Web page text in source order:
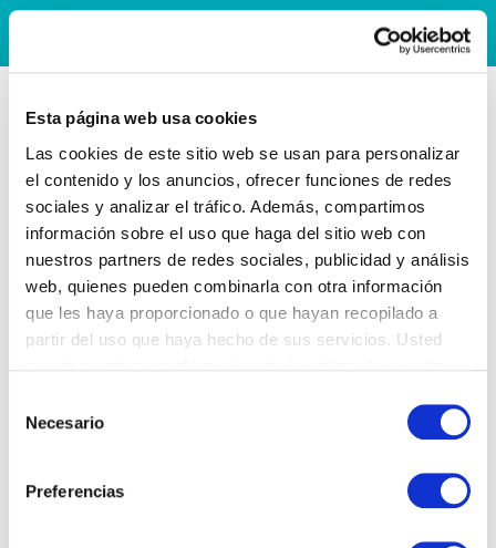
Esta página web usa cookies
Las cookies de este sitio web se usan para personalizar
el contenido y los anuncios, ofrecer funciones de redes
sociales y analizar el tráfico. Además, compartimos
información sobre el uso que haga del sitio web con
nuestros partners de redes sociales, publicidad y análisis
web, quienes pueden combinarla con otra información
que les haya proporcionado o que hayan recopilado a
partir del uso que haya hecho de sus servicios. Usted
Necesario
Preferencias